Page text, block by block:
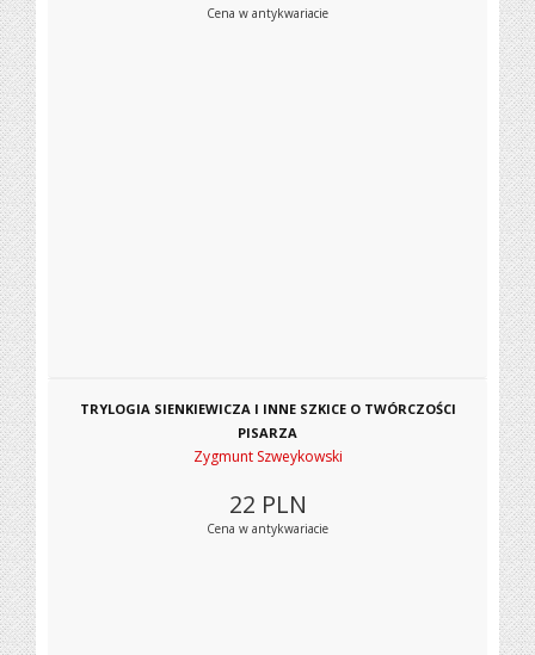
Cena w antykwariacie
TRYLOGIA SIENKIEWICZA I INNE SZKICE O TWÓRCZOŚCI
PISARZA
Zygmunt Szweykowski
22 PLN
Cena w antykwariacie